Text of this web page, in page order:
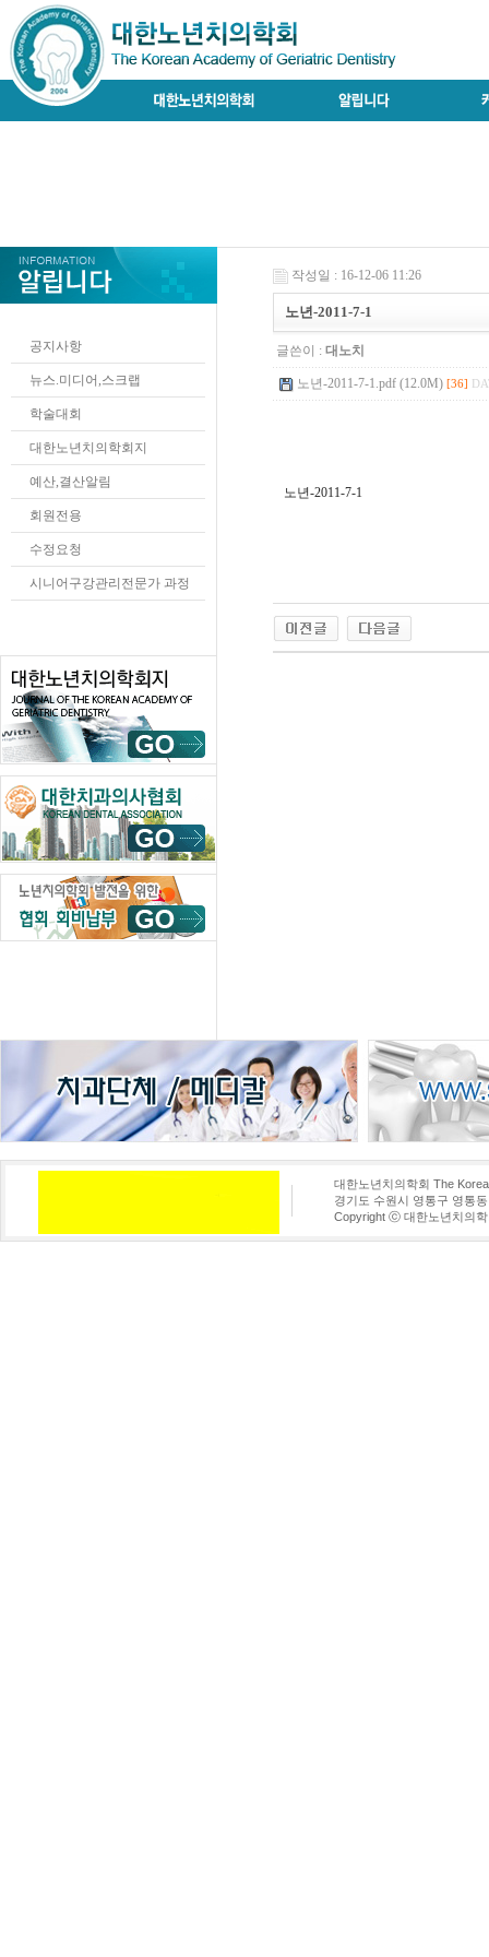
공지사항
뉴스.미디어,스크랩
학술대회
대한노년치의학회지
예산,결산알림
회원전용
수정요청
시니어구강관리전문가 과정
작성일 : 16-12-06 11:26
노년-2011-7-1
글쓴이 : 대노치
노년-2011-7-1.pdf (12.0M) [36]
노년-2011-7-1
대한노년치의학회 The
경기도 수원시 영통구 영통
Copyright ⓒ 대한노년치의